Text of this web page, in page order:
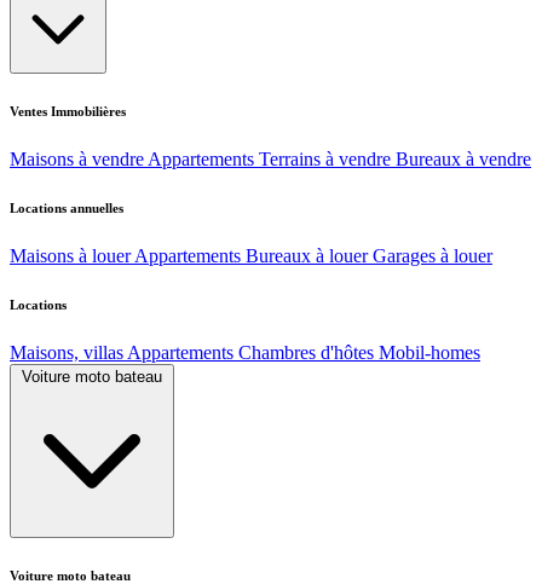
Ventes Immobilières
Maisons à vendre Appartements Terrains à vendre Bureaux à vendre
Locations annuelles
Maisons à louer Appartements Bureaux à louer Garages à louer
Locations
Maisons, villas Appartements Chambres d'hôtes Mobil-homes
Voiture moto bateau
Voiture moto bateau